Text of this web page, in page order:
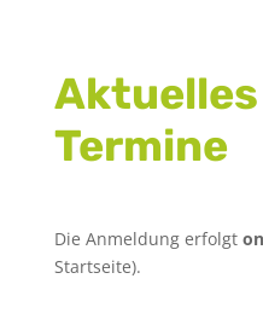
Termine
Die Anmeldung erfolgt
Startseite).